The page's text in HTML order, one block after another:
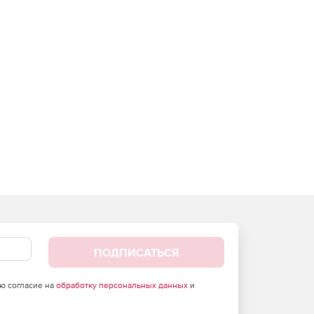
ПОДПИСАТЬСЯ
согласие на обработку персональных данныхи